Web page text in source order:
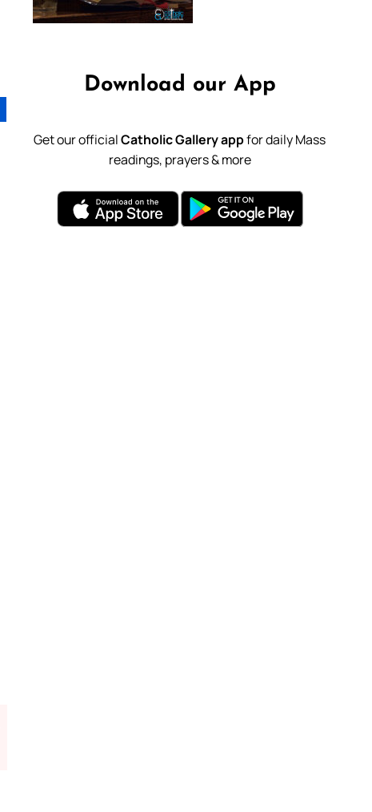
Download our App
Get our officialCatholic Gallery appfor daily Mass
readings, prayers & more